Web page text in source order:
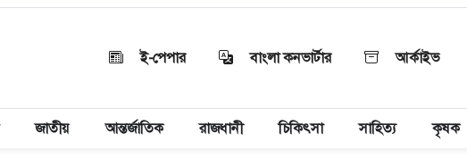
ই-পেপার বাংলা কনভার্টার আর্কাইভ
জাতীয় আন্তর্জাতিক রাজধানী চিকিৎসা সাহিত্য কৃষক